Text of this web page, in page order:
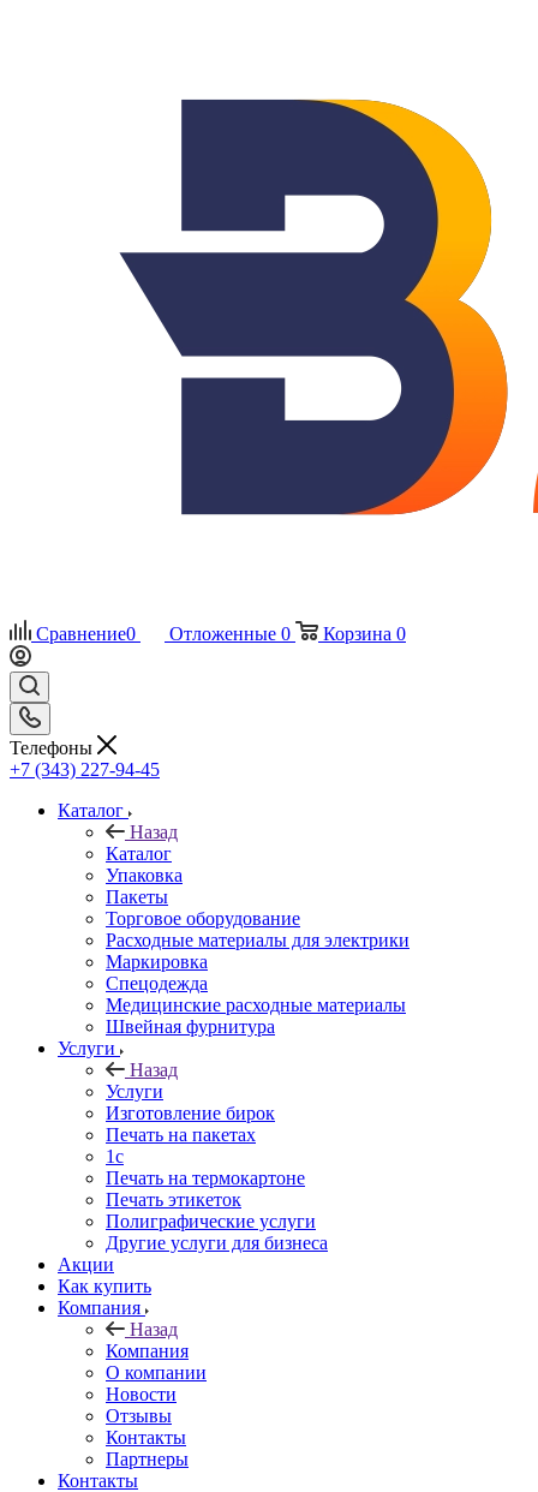
Сравнение0 Отложенные 0 Корзина 0
Телефоны
+7 (343) 227-94-45
Каталог
Назад
Каталог
Упаковка
Пакеты
Торговое оборудование
Расходные материалы для электрики
Маркировка
Спецодежда
Медицинские расходные материалы
Швейная фурнитура
Услуги
Назад
Услуги
Изготовление бирок
Печать на пакетах
1c
Печать на термокартоне
Печать этикеток
Полиграфические услуги
Другие услуги для бизнеса
Акции
Как купить
Компания
Назад
Компания
О компании
Новости
Отзывы
Контакты
Партнеры
Контакты